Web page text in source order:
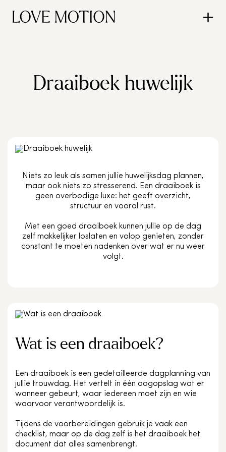
Draaiboek huwelijk
Niets zo leuk als samen jullie huwelijksdag plannen,
maar ook niets zo stresserend. Een draaiboek is
geen overbodige luxe: het geeft overzicht,
structuur en vooral rust.
Met een goed draaiboek kunnen jullie op de dag
zelf makkelijker loslaten en volop genieten, zonder
constant te moeten nadenken over wat er nu weer
volgt.
Wat is een draaiboek?
Een draaiboek is een gedetailleerde dagplanning van
jullie trouwdag. Het vertelt in één oogopslag wat er
wanneer gebeurt, waar iedereen moet zijn en wie
waarvoor verantwoordelijk is.
Tijdens de voorbereidingen gebruik je vaak een
checklist, maar op de dag zelf is het draaiboek het
document dat alles samenbrengt.